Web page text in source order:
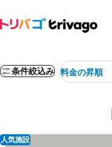
条件絞込み 料金の昇順
人気施設